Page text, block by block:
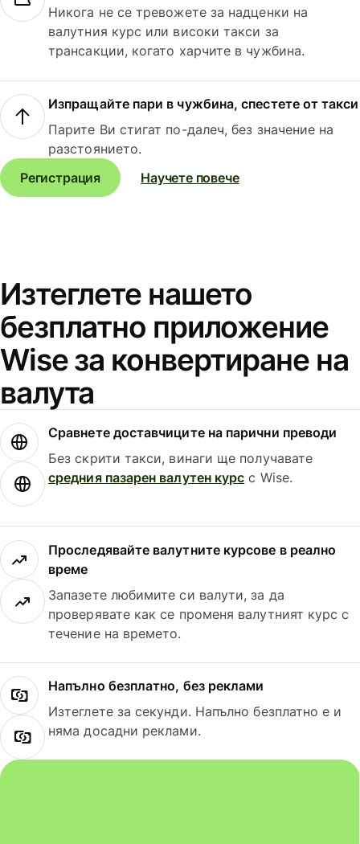
Никога не се тревожете за надценки на
валутния курс или високи такси за
трансакции, когато харчите в чужбина.
Изпращайте пари в чужбина, спестете от такси
Парите Ви стигат по-далеч, без значение на
разстоянието.
Регистрация
Научете повече
Изтеглете нашето
безплатно приложение
Wise за конвертиране на
валута
Сравнете доставчиците на парични преводи
Без скрити такси, винаги ще получавате
средния пазарен валутен курс с Wise.
Проследявайте валутните курсове в реално
време
Запазете любимите си валути, за да
проверявате как се променя валутният курс с
течение на времето.
Напълно безплатно, без реклами
Изтеглете за секунди. Напълно безплатно е и
няма досадни реклами.